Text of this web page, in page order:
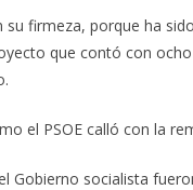
su firmeza, porque ha
que contó con
el PSOE calló con la
Gobierno socialista